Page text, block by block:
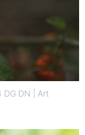
DG DN | Art